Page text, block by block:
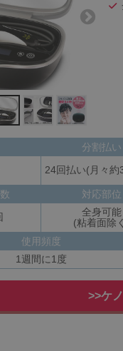
分割払い
24回払い(月々約
対応部位
全身可能
(粘着面除
使用頻度
1週間に1度
>>ケ